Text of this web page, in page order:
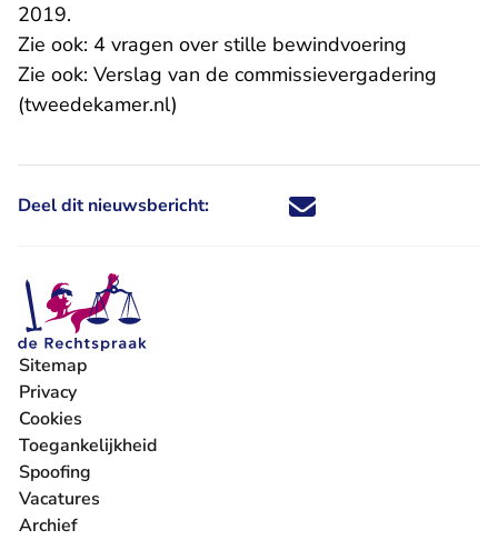
2019.
Zie ook: 4 vragen over stille bewindvoering
Zie ook: Verslag van de commissievergadering
(tweedekamer.nl)
Deel dit nieuwsbericht: Deel dit nieuwsbericht via X -
Deel dit nieuwsbericht via
Deel dit nieuwsbericht
Deel dit
Sitemap
Privacy
Cookies
Toegankelijkheid
Spoofing
Vacatures
- U verlaat Rechtspraak.nl
Archief